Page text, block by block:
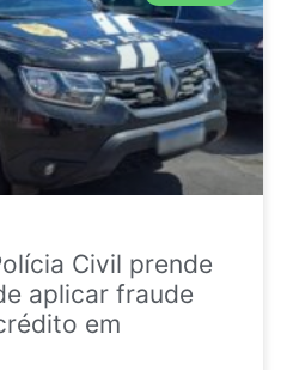
Civil prende
aplicar fraude
em